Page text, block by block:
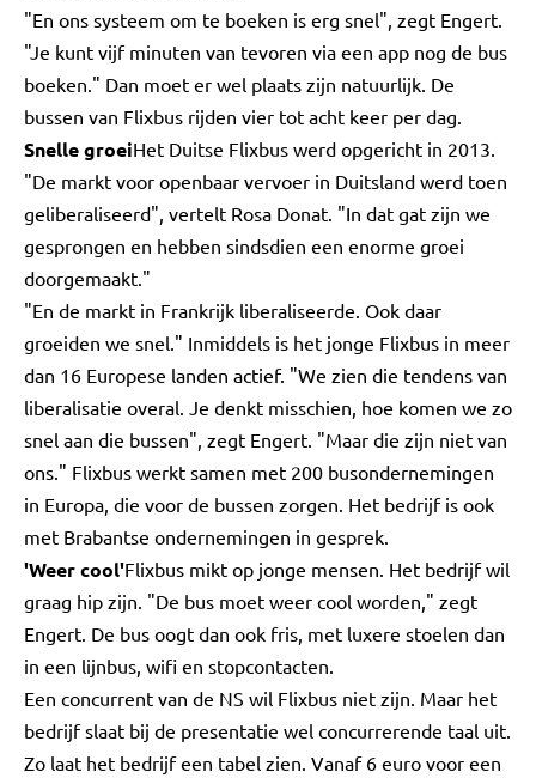
"En ons systeem om te boeken is erg snel", zegt Engert.
"Je kunt vijf minuten van tevoren via een app nog de bus
boeken." Dan moet er wel plaats zijn natuurlijk. De
bussen van Flixbus rijden vier tot acht keer per dag.
Snelle groeiHet Duitse Flixbus werd opgericht in 2013.
"De markt voor openbaar vervoer in Duitsland werd toen
geliberaliseerd", vertelt Rosa Donat. "In dat gat zijn we
gesprongen en hebben sindsdien een enorme groei
doorgemaakt."
"En de markt in Frankrijk liberaliseerde. Ook daar
groeiden we snel." Inmiddels is het jonge Flixbus in meer
dan 16 Europese landen actief. "We zien die tendens van
liberalisatie overal. Je denkt misschien, hoe komen we zo
snel aan die bussen", zegt Engert. "Maar die zijn niet van
ons." Flixbus werkt samen met 200 busondernemingen
in Europa, die voor de bussen zorgen. Het bedrijf is ook
met Brabantse ondernemingen in gesprek.
'Weer cool'Flixbus mikt op jonge mensen. Het bedrijf wil
graag hip zijn. "De bus moet weer cool worden," zegt
Engert. De bus oogt dan ook fris, met luxere stoelen dan
in een lijnbus, wifi en stopcontacten.
Een concurrent van de NS wil Flixbus niet zijn. Maar het
bedrijf slaat bij de presentatie wel concurrerende taal uit.
Zo laat het bedrijf een tabel zien. Vanaf 6 euro voor een